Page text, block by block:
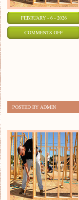
FEBRUARY - 6 - 2026
COMMENTS OFFON
POSTED BY ADMIN